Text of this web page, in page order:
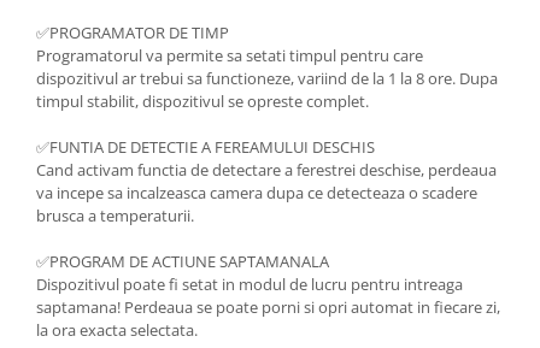
✅PROGRAMATOR DE TIMP
Programatorul va permite sa setati timpul pentru care
dispozitivul ar trebui sa functioneze, variind de la 1 la 8 ore. Dupa
timpul stabilit, dispozitivul se opreste complet.
✅FUNTIA DE DETECTIE A FEREAMULUI DESCHIS
Cand activam functia de detectare a ferestrei deschise, perdeaua
va incepe sa incalzeasca camera dupa ce detecteaza o scadere
brusca a temperaturii.
✅PROGRAM DE ACTIUNE SAPTAMANALA
Dispozitivul poate fi setat in modul de lucru pentru intreaga
saptamana! Perdeaua se poate porni si opri automat in fiecare zi,
la ora exacta selectata.